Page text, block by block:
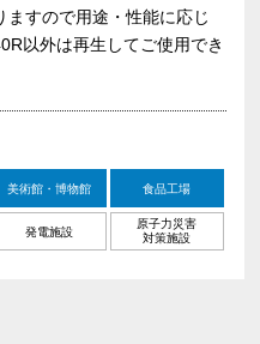
ますので用途・性能に応じ
以外は再生してご使用でき
美術館・博物館 食品工場
発電施設
原子力災害
対策施設